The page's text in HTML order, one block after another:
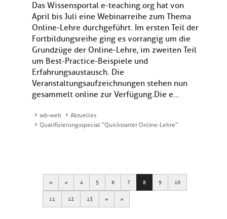
Das Wissensportal e-teaching.org hat von
April bis Juli eine Webinarreihe zum Thema
Online-Lehre durchgeführt. Im ersten Teil der
Fortbildungsreihe ging es vorrangig um die
Grundzüge der Online-Lehre, im zweiten Teil
um Best-Practice-Beispiele und
Erfahrungsaustausch. Die
Veranstaltungsaufzeichnungen stehen nun
gesammelt online zur Verfügung.Die e...
wb-web
Aktuelles
Qualifizierungsspecial "Quickstarter Online-Lehre"
First Previous
4 5 6 7 8 9 10
11 12 13 Next Last